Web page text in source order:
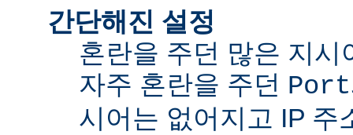
간단해진 설정
혼란을 주던 많은 지시
자주 혼란을 주던 Port
시어는 없어지고 IP 주